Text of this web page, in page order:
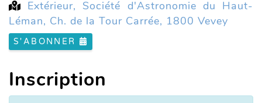
Extérieur, Société d'Astronomie du Haut-
Léman, Ch. de la Tour Carrée, 1800 Vevey
S'ABONNER
Inscription